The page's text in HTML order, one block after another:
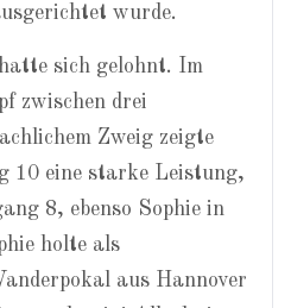
wurde.
sich gelohnt. Im
zwischen drei
Zweig zeigte
10 eine starke Leistung,
8, ebenso Sophie in
holte als
aus Hannover